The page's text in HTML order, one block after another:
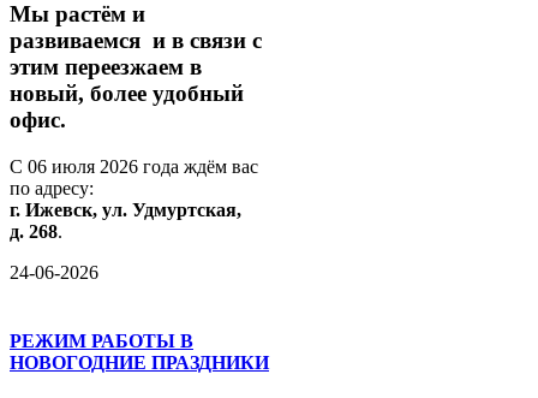
Мы растём и
развиваемся и в связи с
этим переезжаем в
новый, более удобный
офис.
С 06 июля 2026 года ждём вас
по адресу:
г. Ижевск, ул. Удмуртская,
д. 268.
24-06-2026
РЕЖИМ РАБОТЫ В
НОВОГОДНИЕ ПРАЗДНИКИ